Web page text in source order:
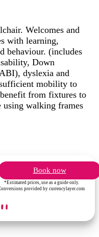
Welcomes and
with learning,
behaviour. (includes
Down
dyslexia and
mobility to
from fixtures to
using walking frames
Book now
*Estimated prices, use as a guide only.
provided by currencylayer.com